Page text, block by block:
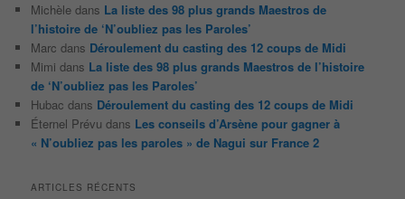
Michèle dans La liste des 98 plus grands Maestros de
l’histoire de ‘N’oubliez pas les Paroles’
Marc dans Déroulement du casting des 12 coups de Midi
Mimi dans La liste des 98 plus grands Maestros de l’histoire
de ‘N’oubliez pas les Paroles’
Hubac dans Déroulement du casting des 12 coups de Midi
Éternel Prévu dans Les conseils d’Arsène pour gagner à
« N’oubliez pas les paroles » de Nagui sur France 2
ARTICLES RÉCENTS